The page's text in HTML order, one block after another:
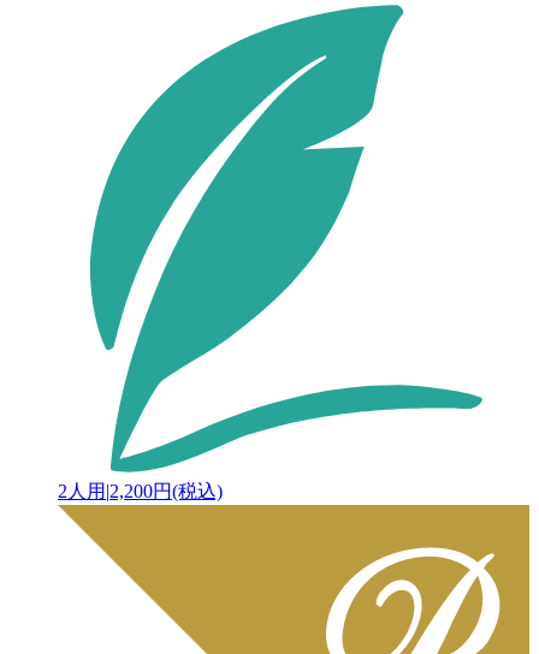
2人用 |2,200円(税込)